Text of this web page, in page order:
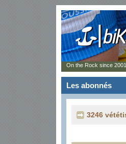
Les abonnés
3246
On the Rock since 2001